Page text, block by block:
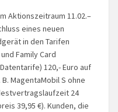
Aktionszeitraum 11.02.–
eines neuen
in den Tarifen
Family Card
120,- Euro auf
MagentaMobil S ohne
24
39,95 €). Kunden, die